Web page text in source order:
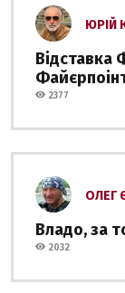
ЮРІЙ
Відставка
2377
ОЛЕГ
Владо, за
2032